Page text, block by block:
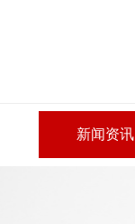
新闻资讯